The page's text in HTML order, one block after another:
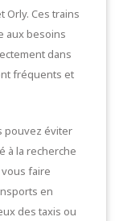
Orly. Ces trains
aux besoins
dans
fréquents et
pouvez éviter
à la recherche
vous faire
en
des taxis ou